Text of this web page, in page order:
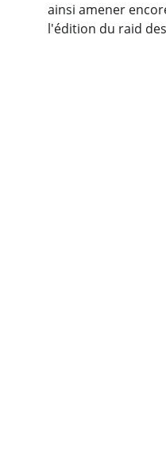
ainsi amener
l'édition du raid